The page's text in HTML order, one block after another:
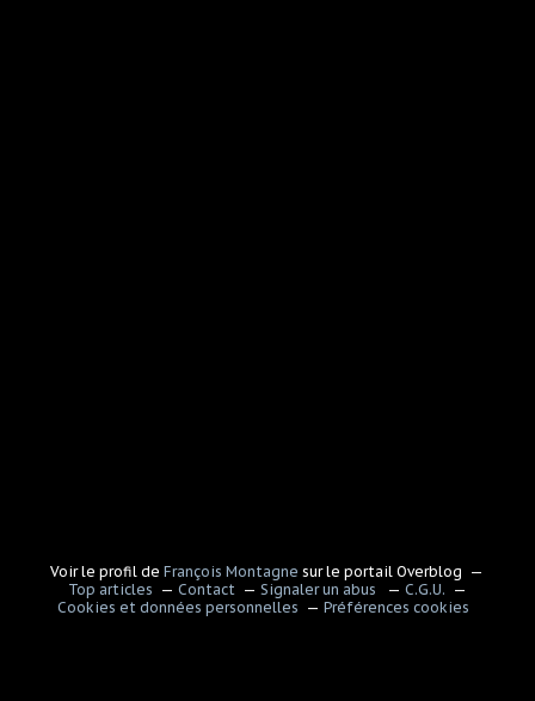
Voir le profil deFrançois Montagne sur le portail Overblog
Top articles
Contact Signaler un abus
C.G.U.
Cookies et données personnelles
Préférences cookies